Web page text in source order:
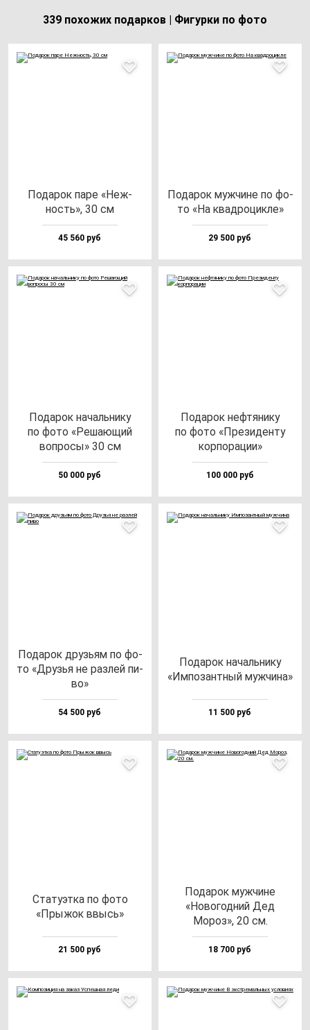
339 похожих подарков | Фигурки по фото
Пода­рок па­ре «Неж­
ность», 30 см
45 560 руб
Пода­рок муж­чи­не по фо­
то «На квад­ро­цик­ле»
29 500 руб
Пода­рок на­чаль­ни­ку
по фо­то «Реша­ющий
воп­ро­сы» 30 см
50 000 руб
Пода­рок неф­тя­ни­ку
по фо­то «Пре­зи­ден­ту
кор­по­ра­ции»
100 000 руб
Пода­рок друзь­ям по фо­
то «Друзья не раз­лей пи­
во»
54 500 руб
Пода­рок на­чаль­ни­ку
«Импо­зан­тный муж­чи­на»
11 500 руб
Ста­ту­эт­ка по фо­то
«Пры­жок ввысь»
21 500 руб
Пода­рок муж­чи­не
«Ново­год­ний Дед
Мороз», 20 см.
18 700 руб